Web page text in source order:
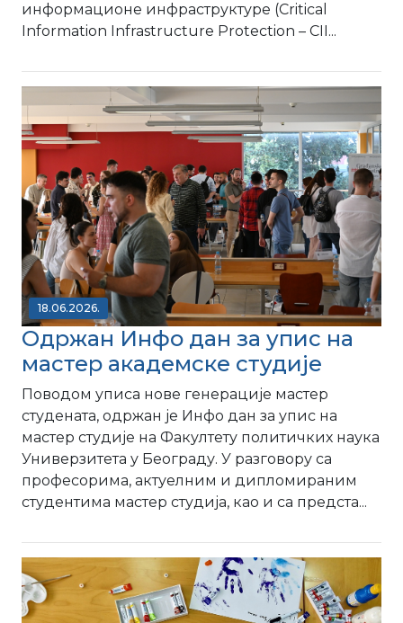
информационе инфраструктуре (Critical
Information Infrastructure Protection – CII...
18.06.2026.
Одржан Инфо дан за упис на
мастер академске студије
Поводом уписа нове генерације мастер
студената, одржан је Инфо дан за упис на
мастер студије на Факултету политичких наука
Универзитета у Београду. У разговору са
професорима, актуелним и дипломираним
студентима мастер студија, као и са предста...